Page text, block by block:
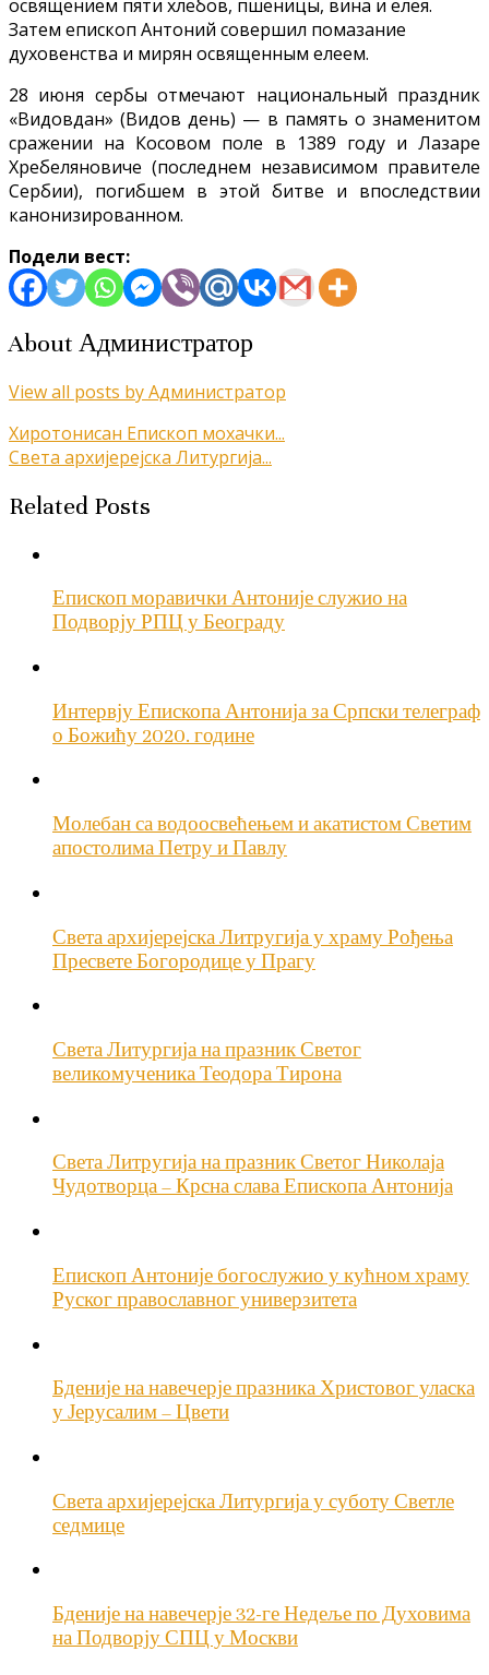
освящением пяти хлебов, пшеницы, вина и елея.
Затем епископ Антоний совершил помазание
духовенства и мирян освященным елеем.
28 июня сербы отмечают национальный праздник
«Видовдан» (Видов день) — в память о знаменитом
сражении на Косовом поле в 1389 году и Лазаре
Хребеляновиче (последнем независимом правителе
Сербии), погибшем в этой битве и впоследствии
канонизированном.
Подели вест:
About Администратор
View all posts by Администратор
Кретање
чланка
Хиротонисан Епископ мохачки...
Света архијерејска Литургија...
Related Posts
Епископ моравички Антоније служио на
Подворју РПЦ у Београду
Интервју Епископа Антонија за Српски телеграф
о Божићу 2020. године
Молебан са водоосвећењем и акатистом Светим
апостолима Петру и Павлу
Света архијерејска Литругија у храму Рођења
Пресвете Богородице у Прагу
Света Литургија на празник Светог
великомученика Теодора Тирона
Света Литругија на празник Светог Николаја
Чудотворца – Крсна слава Епископа Антонија
Епископ Антоније богослужио у кућном храму
Руског православног универзитета
Бденије на навечерје празника Христовог уласка
у Јерусалим – Цвети
Света архијерејска Литургија у суботу Светле
седмице
Бденије на навечерје 32-ге Недеље по Духовима
на Подворју СПЦ у Москви